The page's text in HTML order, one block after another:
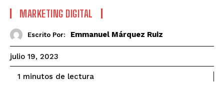
MARKETING DIGITAL
Escrito Por: Emmanuel Márquez Ruiz
julio 19, 2023
1 minutos de lectura